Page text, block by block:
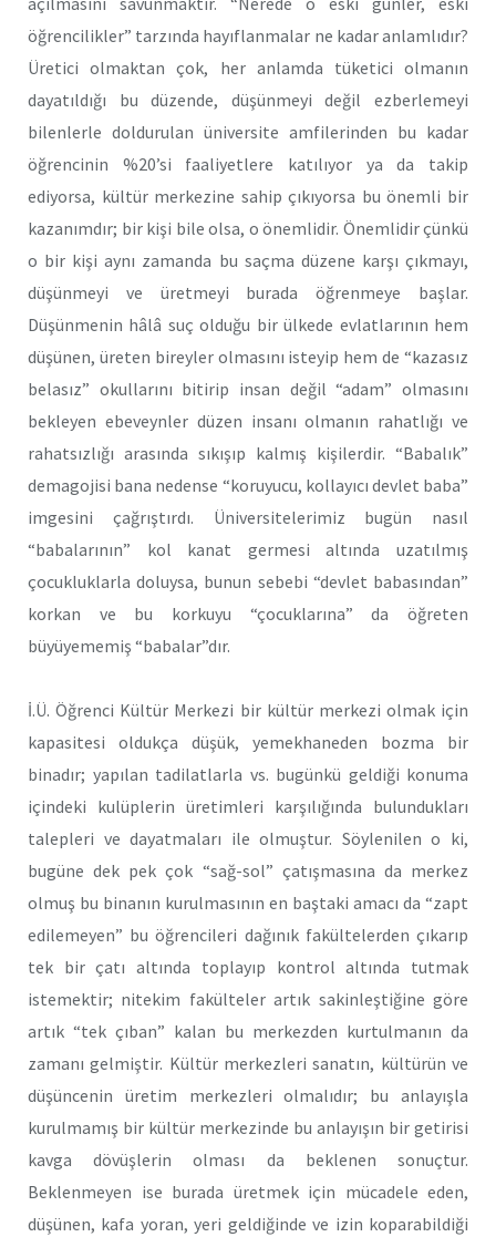
öğrencilikler” tarzında hayıflanmalar ne kadar anlamlıdır?
Üretici olmaktan çok, her anlamda tüketici olmanın
dayatıldığı bu düzende, düşünmeyi değil ezberlemeyi
bilenlerle doldurulan üniversite amfilerinden bu kadar
öğrencinin %20’si faaliyetlere katılıyor ya da takip
ediyorsa, kültür merkezine sahip çıkıyorsa bu önemli bir
kazanımdır; bir kişi bile olsa, o önemlidir. Önemlidir çünkü
o bir kişi aynı zamanda bu saçma düzene karşı çıkmayı,
düşünmeyi ve üretmeyi burada öğrenmeye başlar.
Düşünmenin hâlâ suç olduğu bir ülkede evlatlarının hem
düşünen, üreten bireyler olmasını isteyip hem de “kazasız
belasız” okullarını bitirip insan değil “adam” olmasını
bekleyen ebeveynler düzen insanı olmanın rahatlığı ve
rahatsızlığı arasında sıkışıp kalmış kişilerdir. “Babalık”
demagojisi bana nedense “koruyucu, kollayıcı devlet baba”
imgesini çağrıştırdı. Üniversitelerimiz bugün nasıl
“babalarının” kol kanat germesi altında uzatılmış
çocukluklarla doluysa, bunun sebebi “devlet babasından”
korkan ve bu korkuyu “çocuklarına” da öğreten
büyüyememiş “babalar”dır.
İ.Ü. Öğrenci Kültür Merkezi bir kültür merkezi olmak için
kapasitesi oldukça düşük, yemekhaneden bozma bir
binadır; yapılan tadilatlarla vs. bugünkü geldiği konuma
içindeki kulüplerin üretimleri karşılığında bulundukları
talepleri ve dayatmaları ile olmuştur. Söylenilen o ki,
bugüne dek pek çok “sağ-sol” çatışmasına da merkez
olmuş bu binanın kurulmasının en baştaki amacı da “zapt
edilemeyen” bu öğrencileri dağınık fakültelerden çıkarıp
tek bir çatı altında toplayıp kontrol altında tutmak
istemektir; nitekim fakülteler artık sakinleştiğine göre
artık “tek çıban” kalan bu merkezden kurtulmanın da
zamanı gelmiştir. Kültür merkezleri sanatın, kültürün ve
düşüncenin üretim merkezleri olmalıdır; bu anlayışla
kurulmamış bir kültür merkezinde bu anlayışın bir getirisi
kavga dövüşlerin olması da beklenen sonuçtur.
Beklenmeyen ise burada üretmek için mücadele eden,
düşünen, kafa yoran, yeri geldiğinde ve izin koparabildiği